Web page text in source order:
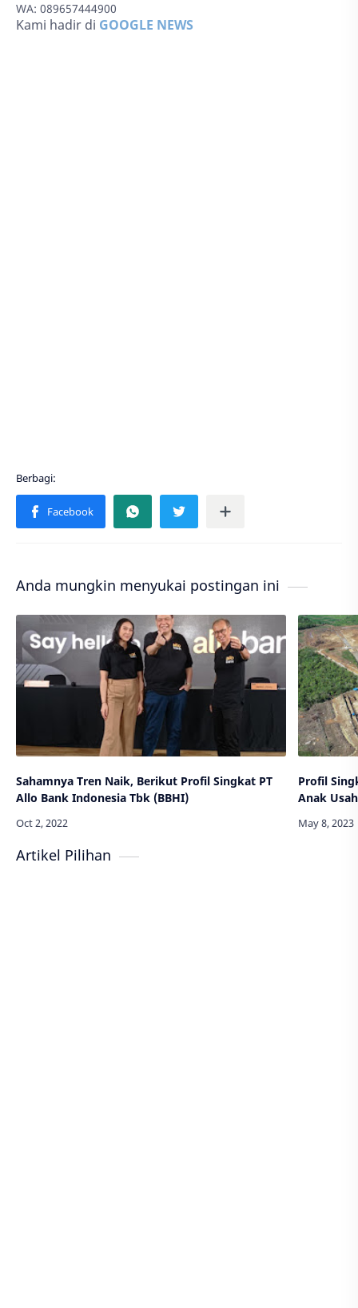
WA: 089657444900
Kami hadir di GOOGLE NEWS
Anda mungkin menyukai postingan ini
Sahamnya Tren Naik, Berikut Profil Singkat PT
Allo Bank Indonesia Tbk (BBHI)
Profil
Anak
Artikel Pilihan